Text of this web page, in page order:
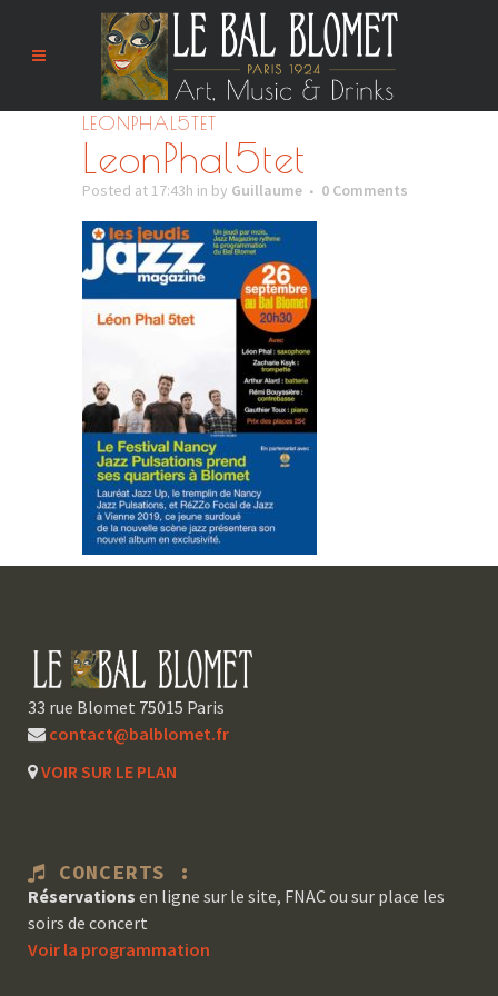
LEONPHAL5TET
LeonPhal5tet
Posted at 17:43h in by Guillaume 0 Comments
33 rue Blomet 75015 Paris
contact@balblomet.fr
VOIR SUR LE PLAN
CONCERTS :
Réservations en ligne sur le site, FNAC ou sur place les
soirs de concert
Voir la programmation